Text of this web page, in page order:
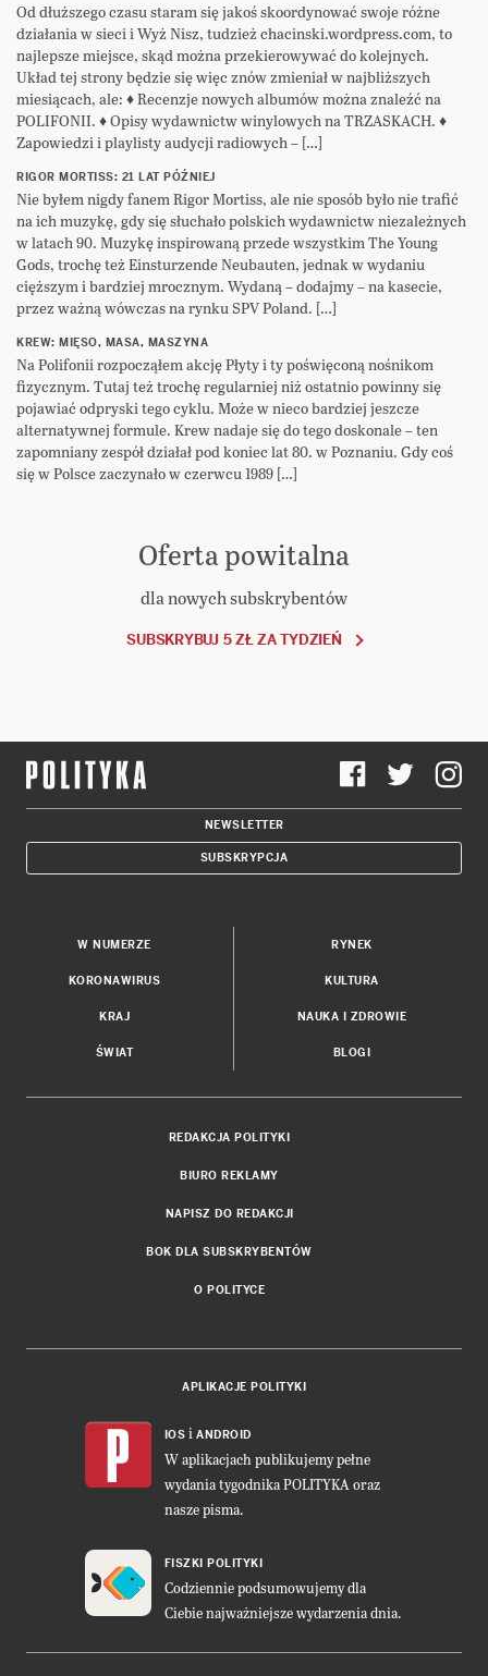
Od dłuższego czasu staram się jakoś skoordynować swoje różne
działania w sieci i Wyż Nisz, tudzież chacinski.wordpress.com, to
najlepsze miejsce, skąd można przekierowywać do kolejnych.
Układ tej strony będzie się więc znów zmieniał w najbliższych
miesiącach, ale: ♦ Recenzje nowych albumów można znaleźć na
POLIFONII. ♦ Opisy wydawnictw winylowych na TRZASKACH. ♦
Zapowiedzi i playlisty audycji radiowych – […]
RIGOR MORTISS: 21 LAT PÓŹNIEJ
Nie byłem nigdy fanem Rigor Mortiss, ale nie sposób było nie trafić
na ich muzykę, gdy się słuchało polskich wydawnictw niezależnych
w latach 90. Muzykę inspirowaną przede wszystkim The Young
Gods, trochę też Einsturzende Neubauten, jednak w wydaniu
cięższym i bardziej mrocznym. Wydaną – dodajmy – na kasecie,
przez ważną wówczas na rynku SPV Poland. […]
KREW: MIĘSO, MASA, MASZYNA
Na Polifonii rozpocząłem akcję Płyty i ty poświęconą nośnikom
fizycznym. Tutaj też trochę regularniej niż ostatnio powinny się
pojawiać odpryski tego cyklu. Może w nieco bardziej jeszcze
alternatywnej formule. Krew nadaje się do tego doskonale – ten
zapomniany zespół działał pod koniec lat 80. w Poznaniu. Gdy coś
się w Polsce zaczynało w czerwcu 1989 […]
Oferta powitalna
dla nowych subskrybentów
SUBSKRYBUJ 5 ZŁ ZA TYDZIEŃ
NEWSLETTER
SUBSKRYPCJA
W NUMERZE
KORONAWIRUS
KRAJ
ŚWIAT
RYNEK
KULTURA
NAUKA I ZDROWIE
BLOGI
REDAKCJA POLITYKI
BIURO REKLAMY
NAPISZ DO REDAKCJI
BOK DLA SUBSKRYBENTÓW
O POLITYCE
APLIKACJE POLITYKI
IOS i ANDROID
W aplikacjach publikujemy pełne
wydania tygodnika POLITYKA oraz
nasze pisma.
FISZKI POLITYKI
Codziennie podsumowujemy dla
Ciebie najważniejsze wydarzenia dnia.